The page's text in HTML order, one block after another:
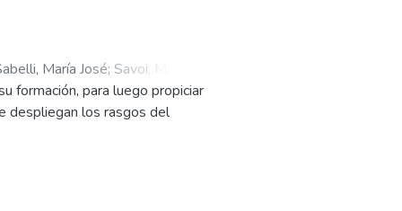
María José; Savoi, María
formación, para luego propiciar
despliegan los rasgos del